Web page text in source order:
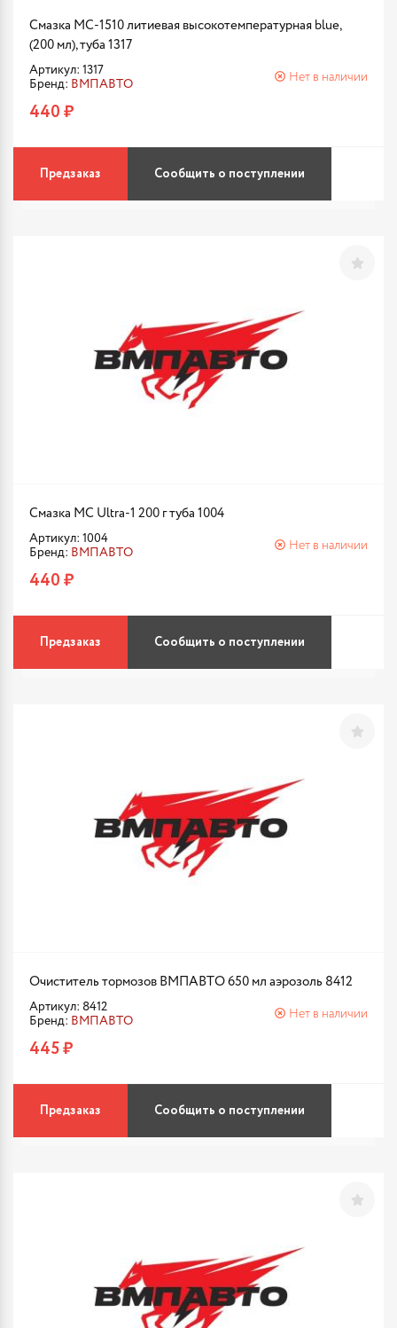
Смазка МС-1510 литиевая высокотемпературная blue,
(200 мл), туба 1317
Артикул: 1317
Бренд: ВМПАВТО
Нет в наличии
440 ₽
Предзаказ Сообщить о поступлении
Смазка МС Ultra-1 200 г туба 1004
Артикул: 1004
Бренд: ВМПАВТО
Нет в наличии
440 ₽
Предзаказ Сообщить о поступлении
Очиститель тормозов ВМПАВТО 650 мл аэрозоль 8412
Артикул: 8412
Бренд: ВМПАВТО
Нет в наличии
445 ₽
Предзаказ Сообщить о поступлении